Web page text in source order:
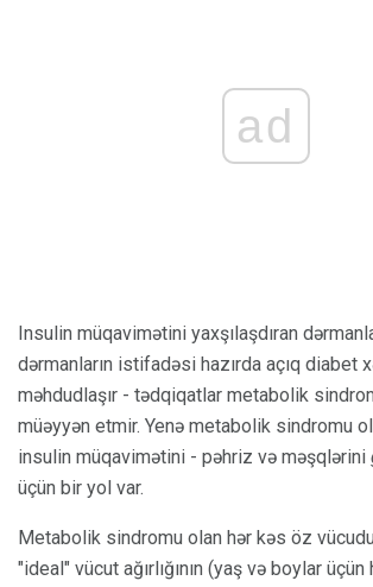
ad
Insulin müqavimətini yaxşılaşdıran
dərmanların istifadəsi hazırda açıq diabet
məhdudlaşır - tədqiqatlar metabolik
müəyyən etmir. Yenə metabolik sindromu
insulin müqavimətini - pəhriz və məşqlərini
üçün bir yol var.
Metabolik sindromu olan hər kəs öz
"ideal" vücut ağırlığının (yaş və boylar üçün